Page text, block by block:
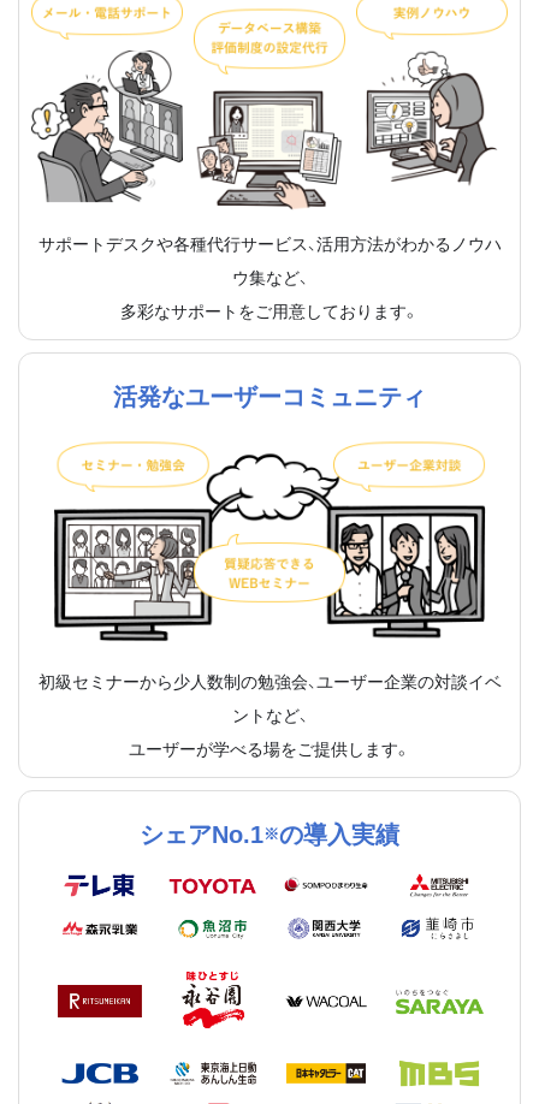
サポートデスクや各種代行サービス、活用方法がわかるノウハ
ウ集など、
多彩なサポートをご用意しております。
活発なユーザーコミュニティ
初級セミナーから少人数制の勉強会、ユーザー企業の対談イベ
ントなど、
ユーザーが学べる場をご提供します。
シェアNo.1※の導入実績